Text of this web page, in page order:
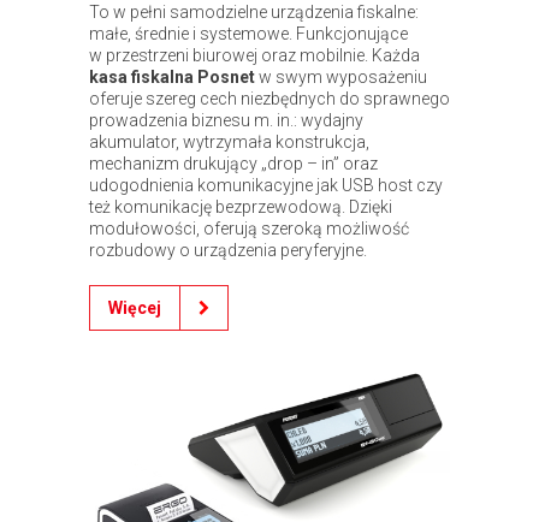
To w pełni samodzielne urządzenia fiskalne:
małe, średnie i systemowe. Funkcjonujące
w przestrzeni biurowej oraz mobilnie. Każda
kasa fiskalna Posnetw swym wyposażeniu
oferuje szereg cech niezbędnych do sprawnego
prowadzenia biznesu m. in.: wydajny
akumulator, wytrzymała konstrukcja,
mechanizm drukujący „drop – in” oraz
udogodnienia komunikacyjne jak USB host czy
też komunikację bezprzewodową. Dzięki
modułowości, oferują szeroką możliwość
rozbudowy o urządzenia peryferyjne.
Więcej